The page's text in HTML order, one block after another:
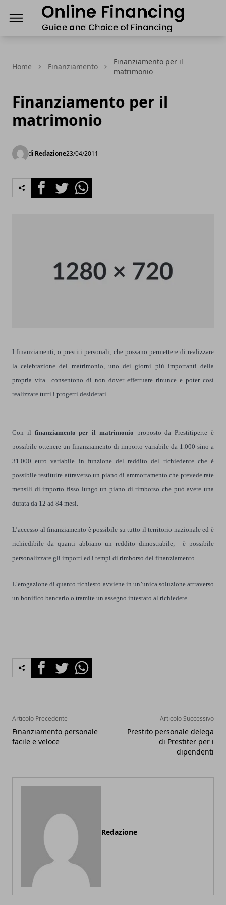
Home Finanziamento
Finanziamento per il
matrimonio
Finanziamento per il
matrimonio
di Redazione23/04/2011
FacebookTwitterWhatsapp
Ifinanziamenti , o prestiti personali, che possano permettere di realizzare
la celebrazione del matrimonio, uno dei giorni più importanti della
propria vita consentono di non dover effettuare rinunce e poter così
realizzare tutti i progetti desiderati.
Con il finanziamento per il matrimonio proposto da Prestitiperte è
possibile ottenere un finanziamento di importo variabile da 1.000 sino a
31.000 euro variabile in funzione del reddito del richiedente che è
possibile restituire attraverso un piano di ammortamento che prevede rate
mensili di importo fisso lungo un piano di rimborso che può avere una
durata da 12 ad 84 mesi.
L’accesso al finanziamento è possibile su tutto il territorio nazionale ed è
richiedibile da quanti abbiano un reddito dimostrabile; è possibile
personalizzare gli importi ed i tempi di rimborso del finanziamento.
L’erogazione di quanto richiesto avviene in un’unica soluzione attraverso
un bonifico bancario o tramite un assegno intestato al richiedete.
FacebookTwitterWhatsapp
Articolo Precedente
Finanziamento personale
facile e veloce
Articolo Successivo
Prestito personale delega
di Prestiter per i
dipendenti
Redazione